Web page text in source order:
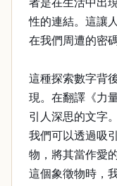
者是在生活中出
性的連結。這讓
在我們周遭的密
這種探索數字背
現。在翻譯《力
引人深思的文字
我們可以透過吸
物，將其當作愛
這個象徵物時，